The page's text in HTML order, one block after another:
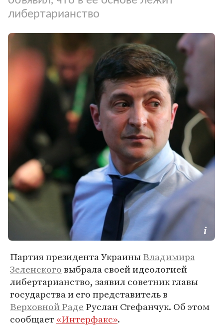
либертарианство
Партия президента УкраиныВладимира
Зеленскоговыбрала своей идеологией
либертарианство, заявил советник главы
государства и его представитель в
Верховной Раде Руслан Стефанчук. Об этом
сообщает«Интерфакс».